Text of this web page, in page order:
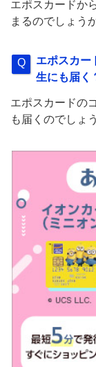
エポスカードか
まるのでしょう
エポスカー
生にも届く
エポスカードの
も届くのでしょ